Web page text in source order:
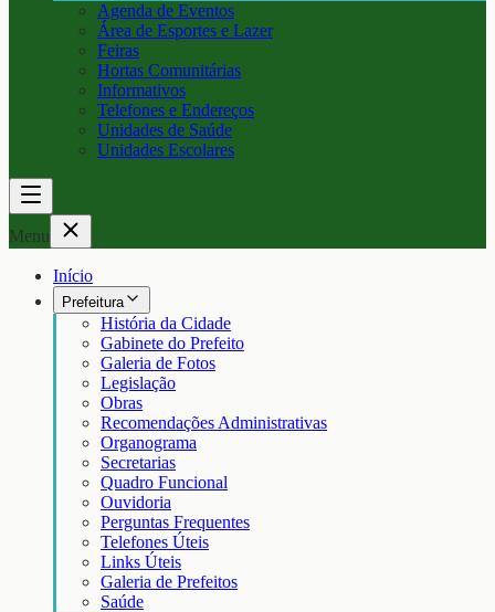
Agenda de Eventos
Área de Esportes e Lazer
Feiras
Hortas Comunitárias
Informativos
Telefones e Endereços
Unidades de Saúde
Unidades Escolares
Menu
Início
Prefeitura
História da Cidade
Gabinete do Prefeito
Galeria de Fotos
Legislação
Obras
Recomendações Administrativas
Organograma
Secretarias
Quadro Funcional
Ouvidoria
Perguntas Frequentes
Telefones Úteis
Links Úteis
Galeria de Prefeitos
Saúde